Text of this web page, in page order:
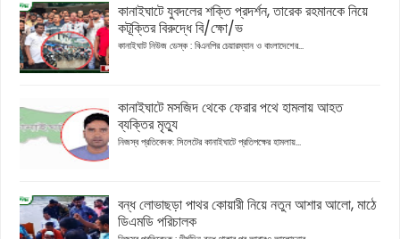
কানাইঘাটে যুবদলের শক্তি প্রদর্শন, তারেক রহমানকে নিয়ে
কটূক্তির বিরুদ্ধে বি/ক্ষো/ভ
কানাইঘাট নিউজ ডেস্ক : বিএনপির চেয়ারম্যান ও বাংলাদেশের...
কানাইঘাটে মসজিদ থেকে ফেরার পথে হামলায় আহত
ব্যক্তির মৃত্যু
নিজস্ব প্রতিবেদক: সিলেটের কানাইঘাটে প্রতিপক্ষের হামলায়...
বন্ধ লোভাছড়া পাথর কোয়ারী নিয়ে নতুন আশার আলো, মাঠে
ডিএমডি পরিচালক